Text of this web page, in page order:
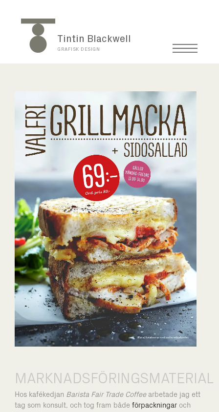
Tintin Blackwell
GRAFISK DESIGN
MARKNADSFÖRINGSMATERIAL
Hos kafékedjan Barista Fair Trade Coffeearbetade jag ett
tag som konsult, och tog fram både förpackningar och